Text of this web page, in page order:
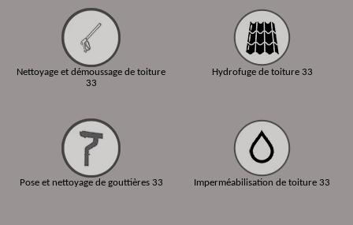
Nettoyage et démoussage de toiture
33
Pose et nettoyage de gouttières 33
Hydrofuge de toiture 33
Imperméabilisation de toiture 33